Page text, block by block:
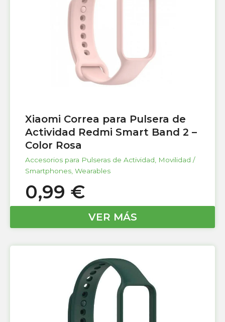
Xiaomi Correa para Pulsera de
Actividad Redmi Smart Band 2 –
Color Rosa
Accesorios para Pulseras de Actividad
Movilidad /
Smartphones Wearables
0,99 €
VER MÁS